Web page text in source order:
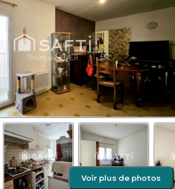
Voir plus de photos